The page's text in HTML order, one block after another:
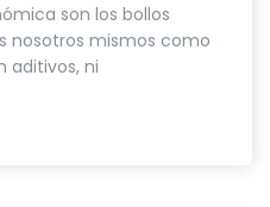
son los bollos
nosotros mismos como
aditivos, ni